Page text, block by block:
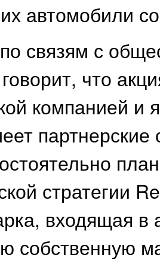
автомобили
связям с
что
компанией и
стратегии
входящая в
собственную